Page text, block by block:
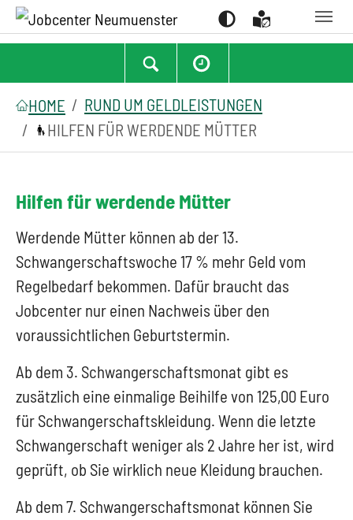
Zum Hauptinhalt springen
Zum Seitenfooter springen
Suchen
Sie sind hier:
HOME
RUND UM GELDLEISTUNGEN
HILFEN FÜR WERDENDE MÜTTER
Hilfen für werdende Mütter
Werdende Mütter können ab der 13.
Schwangerschaftswoche 17 % mehr Geld vom
Regelbedarf bekommen. Dafür braucht das
Jobcenter nur einen Nachweis über den
voraussichtlichen Geburtstermin.
Ab dem 3. Schwangerschaftsmonat gibt es
zusätzlich eine einmalige Beihilfe von 125,00 Euro
für Schwangerschaftskleidung. Wenn die letzte
Schwangerschaft weniger als 2 Jahre her ist, wird
geprüft, ob Sie wirklich neue Kleidung brauchen.
Ab dem 7. Schwangerschaftsmonat können Sie